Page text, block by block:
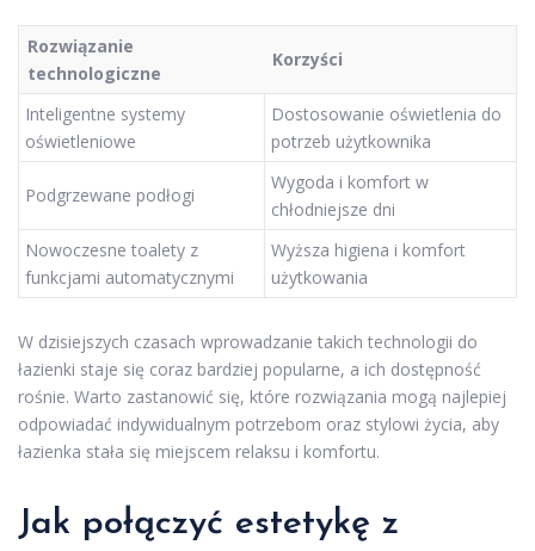
Rozwiązanie
technologiczne
Korzyści
Inteligentne systemy
oświetleniowe
Dostosowanie oświetlenia do
potrzeb użytkownika
Podgrzewane podłogi
Wygoda i komfort w
chłodniejsze dni
Nowoczesne toalety z
funkcjami automatycznymi
Wyższa higiena i komfort
użytkowania
W dzisiejszych czasach wprowadzanie takich technologii do
łazienki staje się coraz bardziej popularne, a ich dostępność
rośnie. Warto zastanowić się, które rozwiązania mogą najlepiej
odpowiadać indywidualnym potrzebom oraz stylowi życia, aby
łazienka stała się miejscem relaksu i komfortu.
Jak połączyć estetykę z